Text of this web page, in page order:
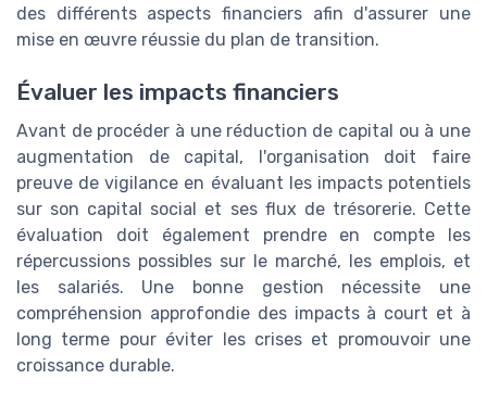
des différents aspects financiers afin d'assurer une
mise en œuvre réussie du plan de transition.
Évaluer les impacts financiers
Avant de procéder à une réduction de capital ou à une
augmentation de capital, l'organisation doit faire
preuve de vigilance en évaluant les impacts potentiels
sur son capital social et ses flux de trésorerie. Cette
évaluation doit également prendre en compte les
répercussions possibles sur le marché, les emplois, et
les salariés. Une bonne gestion nécessite une
compréhension approfondie des impacts à court et à
long terme pour éviter les crises et promouvoir une
croissance durable.